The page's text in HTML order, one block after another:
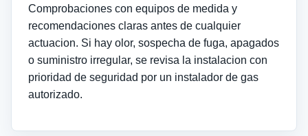
Comprobaciones con equipos de medida y
recomendaciones claras antes de cualquier
actuacion. Si hay olor, sospecha de fuga, apagados
o suministro irregular, se revisa la instalacion con
prioridad de seguridad por un instalador de gas
autorizado.